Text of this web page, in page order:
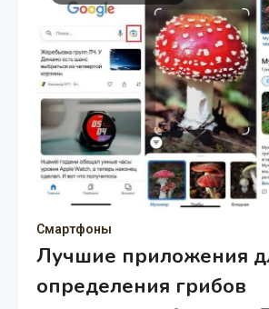
Смартфоны
Лучшие приложения
определения грибов